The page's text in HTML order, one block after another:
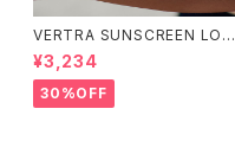
VERTRA SUNSCREEN LOTI
ON WHITE SPF 44＃
¥3,234
30%OFF